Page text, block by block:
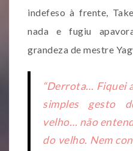
indefeso à frente,
nada e fugiu
grandeza de mestre
“Derrota… Fiquei
simples gesto
velho… não
do velho. Nem